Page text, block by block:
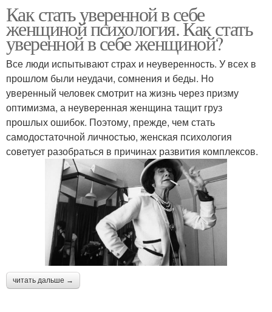
Как стать уверенной в себе
женщиной психология. Как стать
уверенной в себе женщиной?
Все люди испытывают страх и неуверенность. У всех в
прошлом были неудачи, сомнения и беды. Но
уверенный человек смотрит на жизнь через призму
оптимизма, а неуверенная женщина тащит груз
прошлых ошибок. Поэтому, прежде, чем стать
самодостаточной личностью, женская психология
советует разобраться в причинах развития комплексов.
читать дальше →